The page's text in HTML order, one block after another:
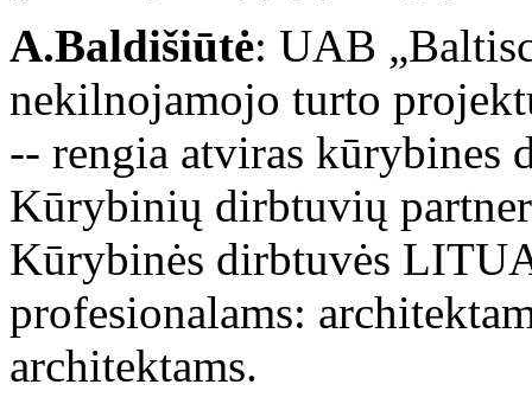
A.Baldišiūtė: UAB
nekilnojamojo turto
-- rengia atviras
Kūrybinių dirbtuvių
Kūrybinės dirbtuvės
profesionalams:
architektams.